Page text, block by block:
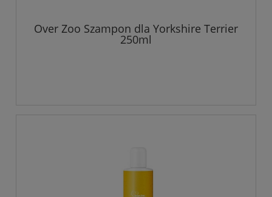
Over Zoo Szampon dla Yorkshire Terrier
250ml